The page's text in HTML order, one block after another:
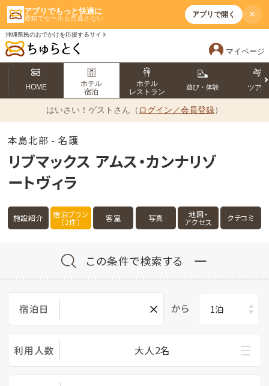
アプリでもっと快適に
通知でセールも見逃さない アプリで開く ×
沖縄県民のおでかけを応援するサイト
マイページ
HOME
ホテル
宿泊
ホテル
レストラン
遊び・体験 ツアー
はいさい！ ゲストさん（ ログイン／会員登録）
本島北部 - 名護
リブマックス アムス・カンナリゾ
ートヴィラ
施設紹介 宿泊プラン
（2件） 客室 写真 地図・
アクセス クチコミ
この条件で検索する
宿泊日 × から
利用人数 大人2名